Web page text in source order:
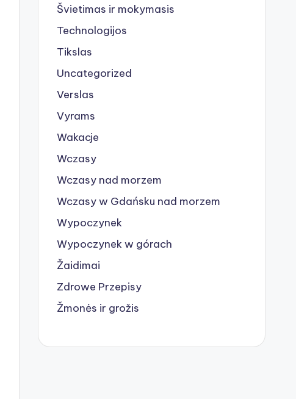
Švietimas ir mokymasis
Technologijos
Tikslas
Uncategorized
Verslas
Vyrams
Wakacje
Wczasy
Wczasy nad morzem
Wczasy w Gdańsku nad morzem
Wypoczynek
Wypoczynek w górach
Žaidimai
Zdrowe Przepisy
Žmonės ir grožis